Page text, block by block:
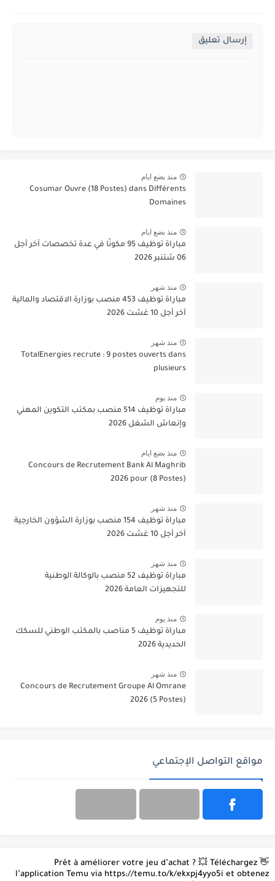
إرسال تعليق
منذ بضع ايام
Cosumar Ouvre (18 Postes) dans Différents
Domaines
منذ بضع ايام
مباراة توظيف 95 مكونًا في عدة تخصصات آخر أجل
06 شتنبر 2026
منذ شهر
مباراة توظيف 453 منصب بوزارة الاقتصاد والمالية
آخر أجل 10 غشت 2026
منذ شهر
TotalEnergies recrute : 9 postes ouverts dans
plusieurs
منذ يوم
مباراة توظيف 514 منصب بمكتب التكوين المهني
وإنعاش الشغل 2026
منذ بضع ايام
Concours de Recrutement Bank Al Maghrib
2026 pour (8 Postes)
منذ شهر
مباراة توظيف 154 منصب بوزارة الشؤون الخارجية
آخر أجل 10 غشت 2026
منذ شهر
مباراة توظيف 52 منصب بالوكالة الوطنية
للتجهيزات العامة 2026
منذ يوم
مباراة توظيف 5 مناصب بالمكتب الوطني للسكك
الحديدية 2026
منذ شهر
Concours de Recrutement Groupe Al Omrane
2026 (5 Postes)
مواقع التواصل الإجتماعي
👋 Prêt à améliorer votre jeu d’achat ? 💥 Téléchargez
l’application Temu via https://temu.to/k/ekxpj4yyo5i et obtenez